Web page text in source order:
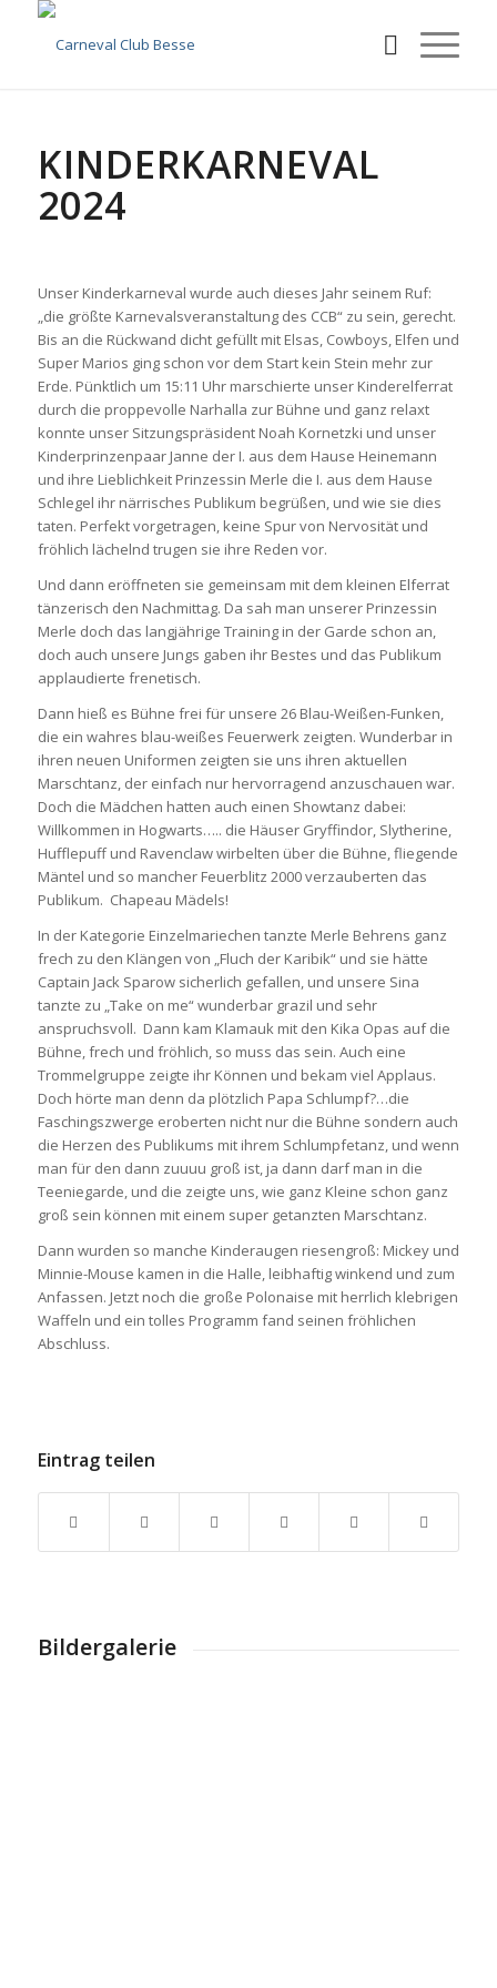
KINDERKARNEVAL
2024
Unser Kinderkarneval wurde auch dieses Jahr seinem Ruf:
„die größte Karnevalsveranstaltung des CCB“ zu sein, gerecht.
Bis an die Rückwand dicht gefüllt mit Elsas, Cowboys, Elfen und
Super Marios ging schon vor dem Start kein Stein mehr zur
Erde. Pünktlich um 15:11 Uhr marschierte unser Kinderelferrat
durch die proppevolle Narhalla zur Bühne und ganz relaxt
konnte unser Sitzungspräsident Noah Kornetzki und unser
Kinderprinzenpaar Janne der I. aus dem Hause Heinemann
und ihre Lieblichkeit Prinzessin Merle die I. aus dem Hause
Schlegel ihr närrisches Publikum begrüßen, und wie sie dies
taten. Perfekt vorgetragen, keine Spur von Nervosität und
fröhlich lächelnd trugen sie ihre Reden vor.
Und dann eröffneten sie gemeinsam mit dem kleinen Elferrat
tänzerisch den Nachmittag. Da sah man unserer Prinzessin
Merle doch das langjährige Training in der Garde schon an,
doch auch unsere Jungs gaben ihr Bestes und das Publikum
applaudierte frenetisch.
Dann hieß es Bühne frei für unsere 26 Blau-Weißen-Funken,
die ein wahres blau-weißes Feuerwerk zeigten. Wunderbar in
ihren neuen Uniformen zeigten sie uns ihren aktuellen
Marschtanz, der einfach nur hervorragend anzuschauen war.
Doch die Mädchen hatten auch einen Showtanz dabei:
Willkommen in Hogwarts….. die Häuser Gryffindor, Slytherine,
Hufflepuff und Ravenclaw wirbelten über die Bühne, fliegende
Mäntel und so mancher Feuerblitz 2000 verzauberten das
Publikum. Chapeau Mädels!
In der Kategorie Einzelmariechen tanzte Merle Behrens ganz
frech zu den Klängen von „Fluch der Karibik“ und sie hätte
Captain Jack Sparow sicherlich gefallen, und unsere Sina
tanzte zu „Take on me“ wunderbar grazil und sehr
anspruchsvoll. Dann kam Klamauk mit den Kika Opas auf die
Bühne, frech und fröhlich, so muss das sein. Auch eine
Trommelgruppe zeigte ihr Können und bekam viel Applaus.
Doch hörte man denn da plötzlich Papa Schlumpf?…die
Faschingszwerge eroberten nicht nur die Bühne sondern auch
die Herzen des Publikums mit ihrem Schlumpfetanz, und wenn
man für den dann zuuuu groß ist, ja dann darf man in die
Teeniegarde, und die zeigte uns, wie ganz Kleine schon ganz
groß sein können mit einem super getanzten Marschtanz.
Dann wurden so manche Kinderaugen riesengroß: Mickey und
Minnie-Mouse kamen in die Halle, leibhaftig winkend und zum
Anfassen. Jetzt noch die große Polonaise mit herrlich klebrigen
Waffeln und ein tolles Programm fand seinen fröhlichen
Abschluss.
Eintrag teilen
Bildergalerie